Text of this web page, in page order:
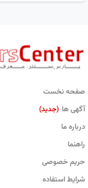
صفحه نخست
آگهی ها (جدید)
درباره ما
راهنما
حریم خصوصی
شرایط استفاده